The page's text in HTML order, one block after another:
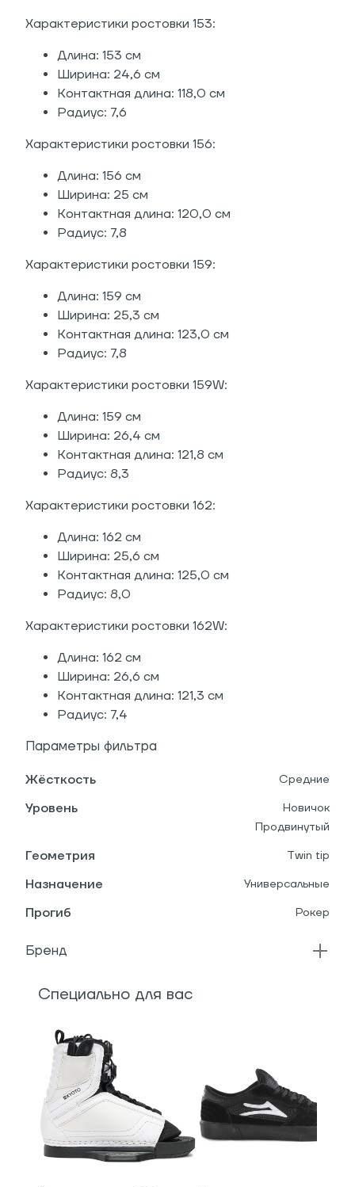
Характеристики ростовки 153:
Длина: 153 см
Ширина: 24,6 см
Контактная длина: 118,0 см
Радиус: 7,6
Характеристики ростовки 156:
Длина: 156 см
Ширина: 25 см
Контактная длина: 120,0 см
Радиус: 7,8
Характеристики ростовки 159:
Длина: 159 см
Ширина: 25,3 см
Контактная длина: 123,0 см
Радиус: 7,8
Характеристики ростовки 159W:
Длина: 159 см
Ширина: 26,4 см
Контактная длина: 121,8 см
Радиус: 8,3
Характеристики ростовки 162:
Длина: 162 см
Ширина: 25,6 см
Контактная длина: 125,0 см
Радиус: 8,0
Характеристики ростовки 162W:
Длина: 162 см
Ширина: 26,6 см
Контактная длина: 121,3 см
Радиус: 7,4
Параметры фильтра
Жёсткость Средние
Уровень
Новичок
Продвинутый
Геометрия Twin tip
Назначение Универсальные
Прогиб Рокер
Бренд
Специально для вас